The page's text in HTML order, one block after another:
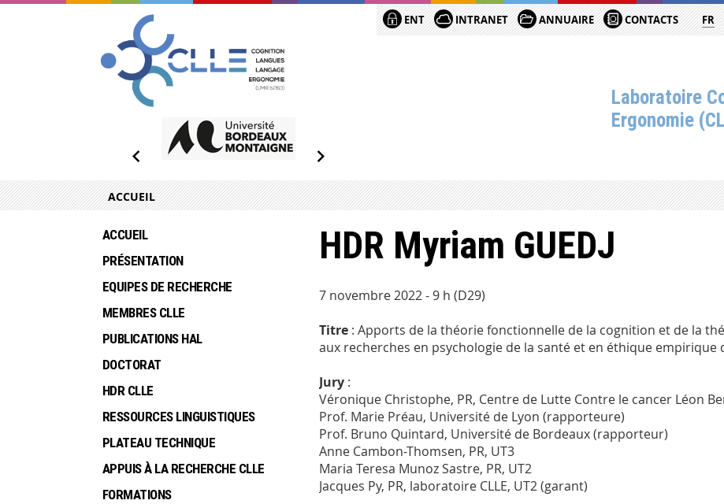
ENT INTRANET ANNUAIRE CONTACTS FR
Laboratoire
Ergonomie
ACCUEIL
HDR Myriam GUEDJ
7 novembre 2022 - 9 h (D29)
Titre : Apports de la théorie fonctionnelle de la cognition et de la
aux recherches en psychologie de la santé et en éthique empirique
Jury :
Véronique Christophe, PR, Centre de Lutte Contre le cancer Léon
Prof. Marie Préau, Université de Lyon (rapporteure)
Prof. Bruno Quintard, Université de Bordeaux (rapporteur)
Anne Cambon-Thomsen, PR, UT3
Maria Teresa Munoz Sastre, PR, UT2
Jacques Py, PR, laboratoire CLLE, UT2 (garant)
ACCUEIL
PRÉSENTATION
EQUIPES DE RECHERCHE
MEMBRES CLLE
PUBLICATIONS HAL
DOCTORAT
HDR CLLE
RESSOURCES LINGUISTIQUES
PLATEAU TECHNIQUE
APPUIS À LA RECHERCHE CLLE
FORMATIONS